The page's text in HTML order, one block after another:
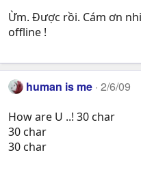
Ừm. Được rồi. Cám ơn
offline !
human is me 2/6/09
How are U ..! 30 char
30 char
30 char